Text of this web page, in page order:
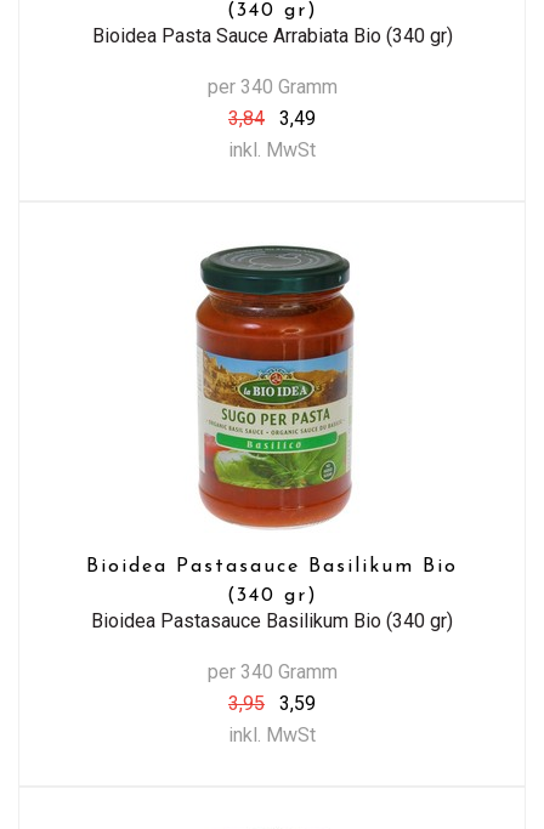
(340 gr)
Bioidea Pasta Sauce Arrabiata Bio (340 gr)
per 340 Gramm
3,84
3,49
inkl. MwSt
Bioidea Pastasauce Basilikum Bio
(340 gr)
Bioidea Pastasauce Basilikum Bio (340 gr)
per 340 Gramm
3,95
3,59
inkl. MwSt